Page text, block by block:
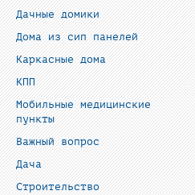
Дачные домики
Дома из сип панелей
Каркасные дома
КПП
Мобильные медицинские
пункты
Важный вопрос
Дача
Строительство